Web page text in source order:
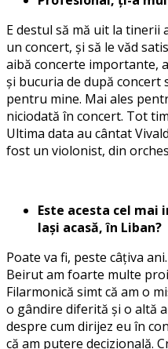
E destul să mă uit la tinerii
un concert, și să le văd
aibă concerte importante,
și bucuria de după concert
pentru mine. Mai ales
niciodată în concert. Tot
Ultima data au cântat
fost un violonist, din
Este acesta cel
lași acasă, în Liban?
Poate va fi, peste câțiva
Beirut am foarte multe
Filarmonică simt că am o
o gândire diferită și o altă
despre cum dirijez eu în
că am putere decizională.